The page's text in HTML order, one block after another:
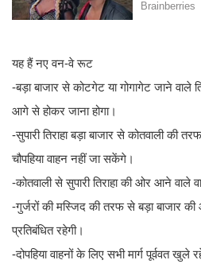
यह हैं नए वन-वे रूट
-बड़ा बाजार से कोटगेट या गोगागेट जाने वाले
आगे से होकर जाना होगा।
-सुपारी तिराहा बड़ा बाजार से कोतवाली की
चौपहिया वाहन नहीं जा सकेंगे।
-कोतवाली से सुपारी तिराहा की ओर आने वाले
-गुर्जरों की मस्जिद की तरफ से बड़ा बाजार की
प्रतिबंधित रहेगी।
-दोपहिया वाहनों के लिए सभी मार्ग पूर्ववत खुले